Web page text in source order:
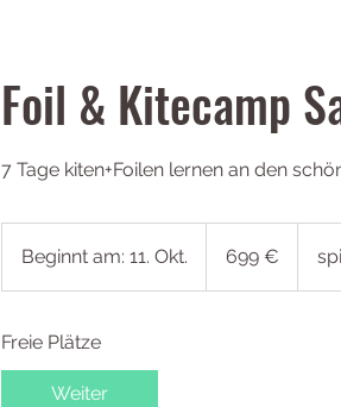
Foil & Kitecamp
7 Tage kiten+Foilen lernen an den
Beginnt am: 11. Okt. 699 €
Freie Plätze
Weiter